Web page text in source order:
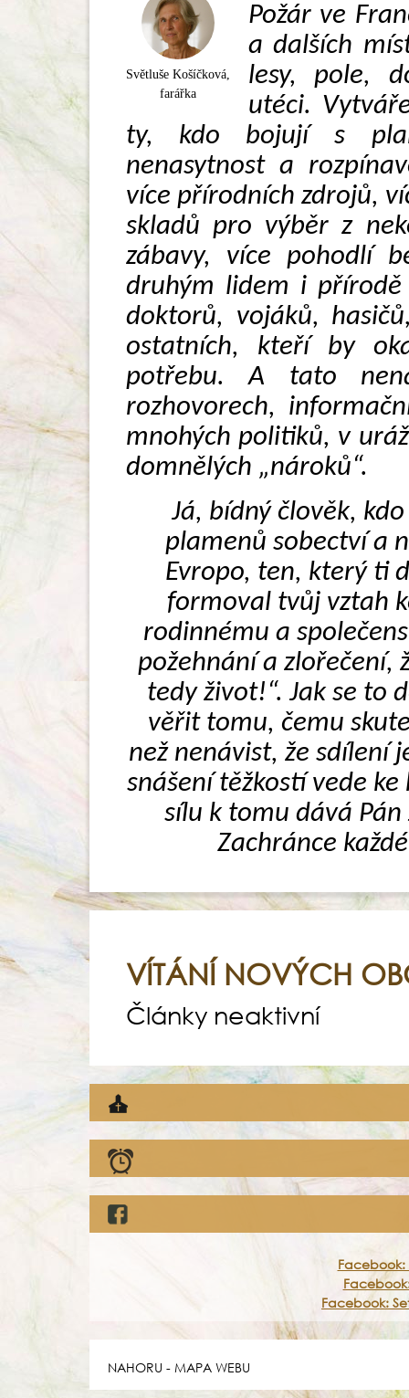
Světluše Košíčková,
farářka
Požár ve
a dalších
lesy, pole,
utéci.
ty, kdo bojují s
nenasytnost a
více přírodních zdrojů,
skladů pro výběr z
zábavy, více pohodlí
druhým lidem i přírodě
doktorů, vojáků,
ostatních, kteří by
potřebu. A tato
rozhovorech,
mnohých politiků, v
domnělých „nároků“.
Já, bídný člověk,
plamenů sobectví a
Evropo, ten, který ti
formoval tvůj vztah
rodinnému a
požehnání a zlořečení,
tedy život!“. Jak se to
věřit tomu, čemu
než nenávist, že sdílení
snášení těžkostí vede
sílu k tomu dává Pán
Zachránce
VÍTÁNÍ NOVÝCH
Články neaktivní
Facebook:
Facebook:
NAHORU - MAPA WEBU